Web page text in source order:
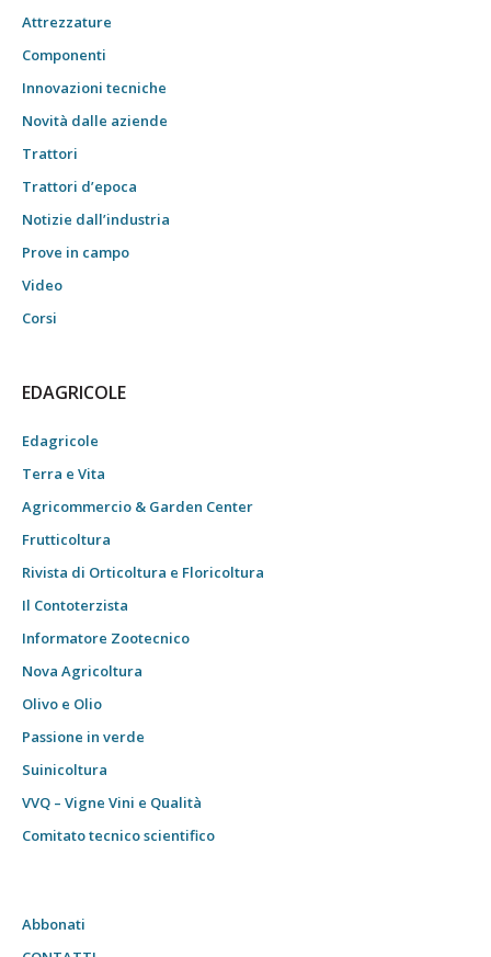
Attrezzature
Componenti
Innovazioni tecniche
Novità dalle aziende
Trattori
Trattori d’epoca
Notizie dall’industria
Prove in campo
Video
Corsi
EDAGRICOLE
Edagricole
Terra e Vita
Agricommercio & Garden Center
Frutticoltura
Rivista di Orticoltura e Floricoltura
Il Contoterzista
Informatore Zootecnico
Nova Agricoltura
Olivo e Olio
Passione in verde
Suinicoltura
VVQ – Vigne Vini e Qualità
Comitato tecnico scientifico
Abbonati